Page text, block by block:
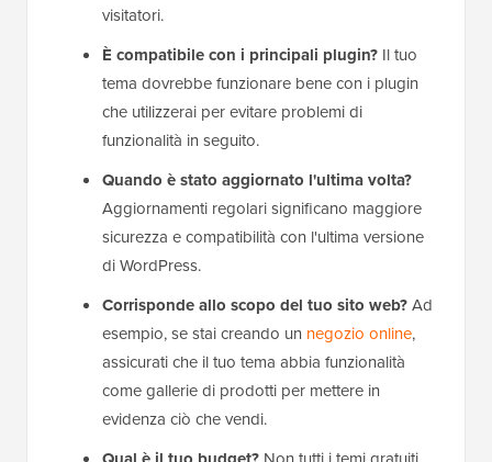
visitatori.
È compatibile con i principali plugin? Il tuo
tema dovrebbe funzionare bene con i plugin
che utilizzerai per evitare problemi di
funzionalità in seguito.
Quando è stato aggiornato l'ultima volta?
Aggiornamenti regolari significano maggiore
sicurezza e compatibilità con l'ultima versione
di WordPress.
Corrisponde allo scopo del tuo sito web?Ad
esempio, se stai creando un negozio online,
assicurati che il tuo tema abbia funzionalità
come gallerie di prodotti per mettere in
evidenza ciò che vendi.